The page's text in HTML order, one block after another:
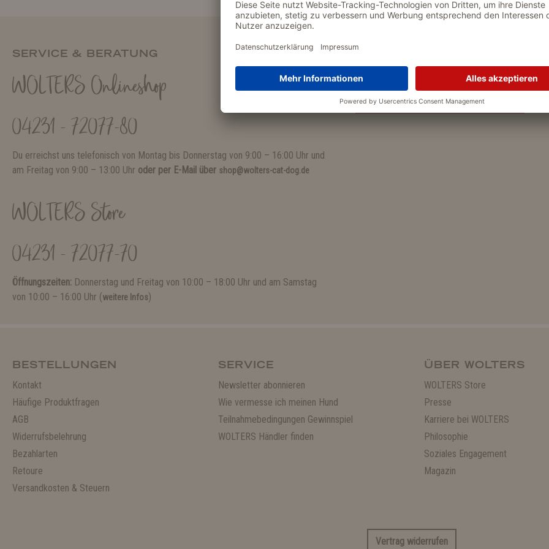
SERVICE & BERATUNG
WOLTERS Onlineshop
04231 - 72077-80
Du erreichst uns telefonisch von Montag bis Donnerstag von 9:00 – 16:00 Uhr und
am Freitag von 9:00 – 13:00 Uhr oder per E-Mail über shop@wolters-cat-dog.de
WOLTERS Store
04231 - 72077-70
Öffnungszeiten: Donnerstag und Freitag von 10:00 – 18:00 Uhr und am Samstag
von 10:00 – 16:00 Uhr (weitere Infos)
NEWSLETTER
Mit dem WOLTERS Newsletter verpasst Du kein
Jetzt zum Newsletter anmelden.
BESTELLUNGEN
Kontakt
Häufige Produktfragen
AGB
Widerrufsbelehrung
Bezahlarten
Retoure
Versandkosten & Steuern
SERVICE
Newsletter abonnieren
Wie vermesse ich meinen Hund
Teilnahmebedingungen Gewinnspiel
WOLTERS Händler finden
ÜBER WOLTERS
WOLTERS Store
Presse
Karriere bei WOLTERS
Philosophie
Soziales Engagement
Magazin
Vertrag widerrufen